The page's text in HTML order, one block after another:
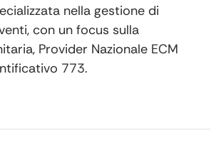
nella gestione di
con un focus sulla
Provider Nazionale ECM
773.